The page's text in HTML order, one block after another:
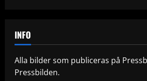
INFO
Alla bilder som publiceras på
Pressbilden.